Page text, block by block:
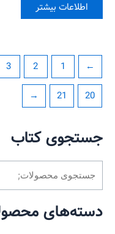
جستجوی کتاب
دسته‌های
اطلاعات بیشتر
→
1
2
3
20
21
←